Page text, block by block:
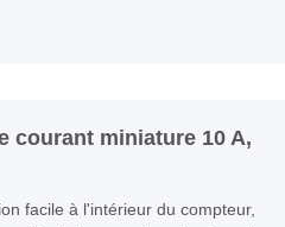
courant miniature 10 A,
facile à l'intérieur du compteur,